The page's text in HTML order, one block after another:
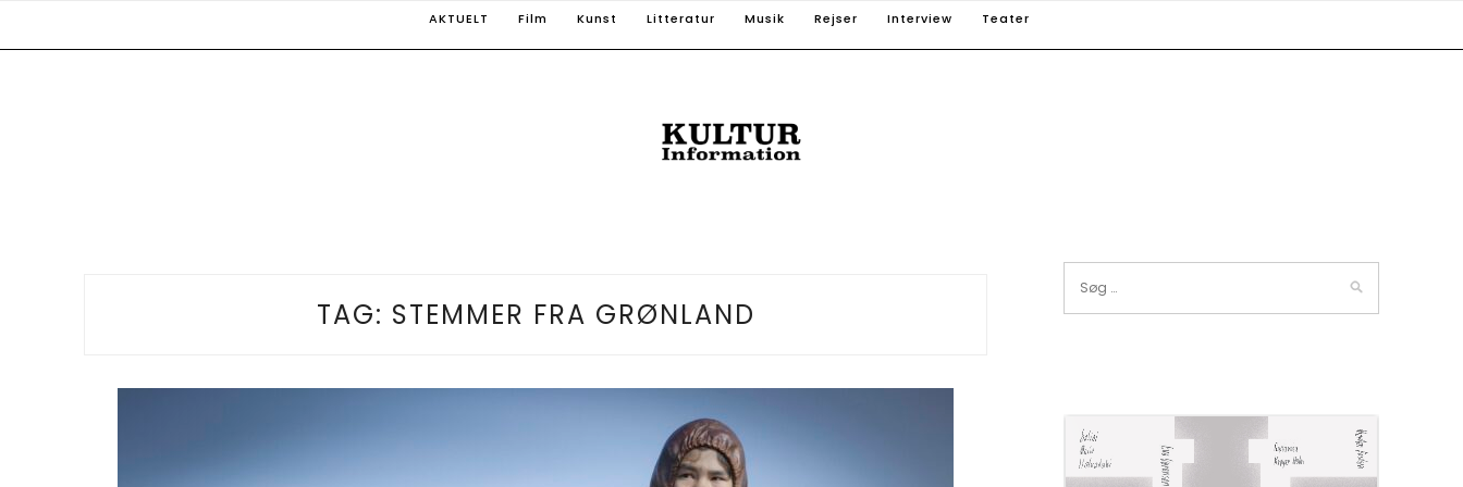
AKTUELT Film Kunst Litteratur Musik Rejser Interview Teater
TAG: STEMMER FRA GRØNLAND